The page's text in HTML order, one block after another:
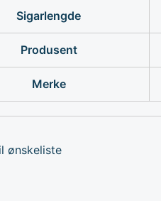
Sigarlengde
Produsent
Merke
ønskeliste